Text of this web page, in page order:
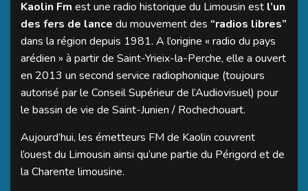
Kaolin Fm est une radio historique du Limousin est l’un
des fers de lance du mouvement des “radios libres”
dans la région depuis 1981. A l’origine « radio du pays
arédien » à partir de Saint-Yrieix-la-Perche, elle a ouvert
en 2013 un second service radiophonique (toujours
autorisé par le Conseil Supérieur de l’Audiovisuel) pour
le bassin de vie de Saint-Junien / Rochechouart.
Aujourd’hui, les émetteurs FM de Kaolin couvrent
l’ouest du Limousin ainsi qu’une partie du Périgord et de
la Charente limousine.